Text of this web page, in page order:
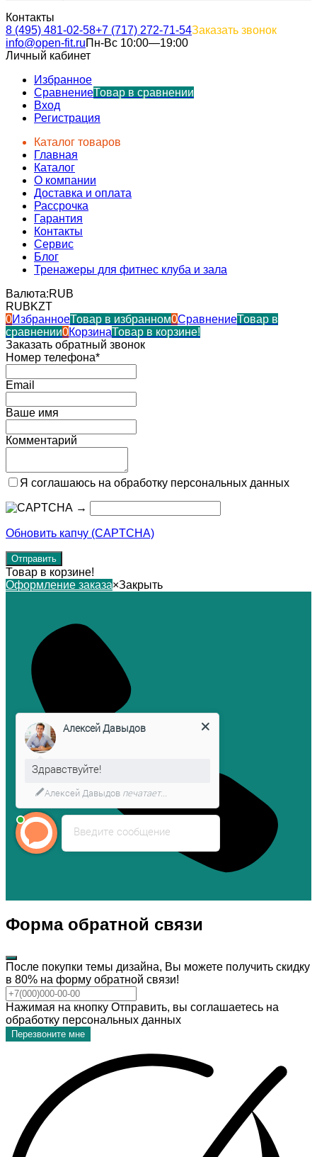
Контакты
8 (495) 481-02-58+7 (717) 272-71-54Заказать звонок
info@open-fit.ruПн-Вс 10:00—19:00
Личный кабинет
Избранное
СравнениеТовар в сравнении
Вход
Регистрация
Каталог товаров
Главная
Каталог
О компании
Доставка и оплата
Рассрочка
Гарантия
Контакты
Сервис
Блог
Тренажеры для фитнес клуба и зала
Валюта:RUB
RUBKZT
0ИзбранноеТовар в избранном0СравнениеТовар в
сравнении0КорзинаТовар в корзине!
Заказать обратный звонок
Номер телефона*
Email
Ваше имя
Комментарий
Я соглашаюсь на обработку персональных данных
→
Обновить капчу (CAPTCHA)
Товар в корзине!
Оформление заказа×Закрыть
Форма обратной связи
После покупки темы дизайна, Вы можете получить скидку
в 80% на форму обратной связи!
Нажимая на кнопку Отправить, вы соглашаетесь на
обработку персональных данных
Перезвоните мне
Введите сообщение
Алексей Давыдов
Здравствуйте!
Алексей Давыдов печатает...